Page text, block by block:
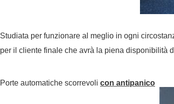
Studiata per funzionare al meglio in ogni
per il cliente finale che avrà la piena disponibilità
Porte automatiche scorrevoli con antipanico